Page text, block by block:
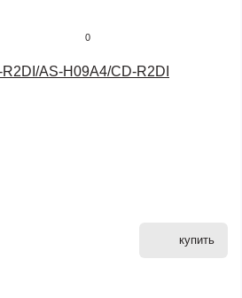
0
AS-H09A4/CD-R2DI
купить